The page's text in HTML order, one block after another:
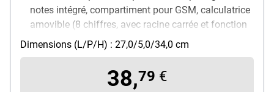
notes intégré, compartiment pour GSM, calculatrice
amovible (8 chiffres, avec racine carrée et fonction
pourcentages), compartiment intérieur pour cartes
et documents, 5 boucles-stylos, fermeture éclair sur
Matière : similicuir
Dimensions (L/P/H) : 27,0/5,0/34,0 cm
38,79 €